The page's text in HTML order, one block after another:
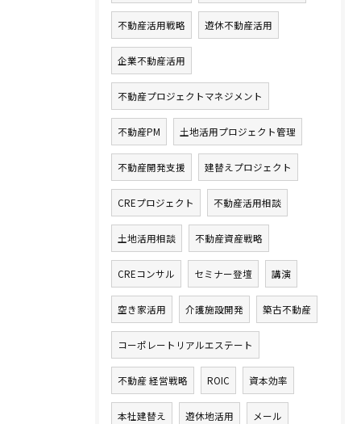
不動産活用戦略 遊休不動産活用
企業不動産活用
不動産プロジェクトマネジメント
不動産PM 土地活用プロジェクト管理
不動産開発支援 建替えプロジェクト
CREプロジェクト 不動産活用相談
土地活用相談 不動産資産戦略
CREコンサル セミナー登壇 講演
空き家活用 介護施設開発 築古不動産
コーポレートリアルエステート
不動産 経営戦略 ROIC 資本効率
本社建替え 遊休地活用 メール